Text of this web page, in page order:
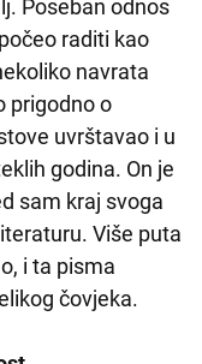
Poseban odnos
raditi kao
navrata
prigodno o
uvrštavao i u
godina. On je
sam kraj svoga
Više puta
i ta pisma
čovjeka.